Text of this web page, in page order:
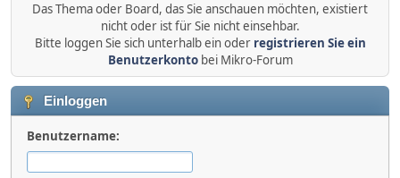
Das Thema oder Board, das Sie anschauen möchten, existiert
nicht oder ist für Sie nicht einsehbar.
Bitte loggen Sie sich unterhalb ein oder registrieren Sie ein
Benutzerkontobei Mikro-Forum
Einloggen
Benutzername: